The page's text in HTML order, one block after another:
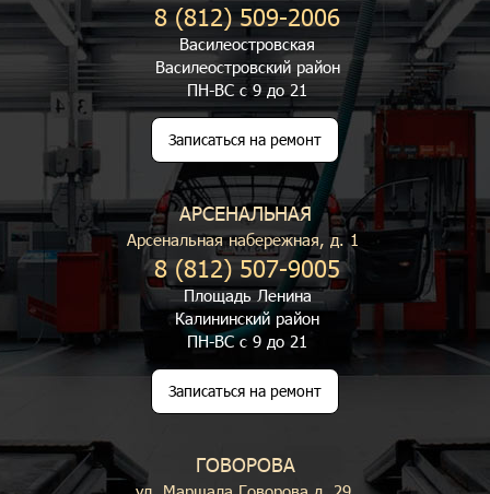
8 (812) 509-2006
Василеостровская
Василеостровский район
ПН-ВС с 9 до 21
Записаться на ремонт
АРСЕНАЛЬНАЯ
Арсенальная набережная, д. 1
8 (812) 507-9005
Площадь Ленина
Калининский район
ПН-ВС с 9 до 21
Записаться на ремонт
ГОВОРОВА